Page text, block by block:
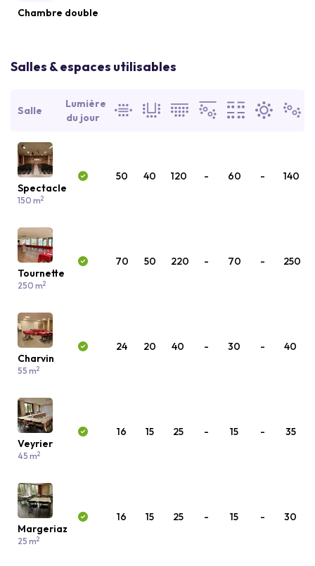
Chambre double
Salles & espaces utilisables
Salle
Lumière
du jour
Spectacle
150 m2
50 40 120 - 60 - 140
Tournette
250 m2
70 50 220 - 70 - 250
Charvin
55 m2
24 20 40 - 30 - 40
Veyrier
45 m2
16 15 25 - 15 - 35
Margeriaz
25 m2
16 15 25 - 15 - 30